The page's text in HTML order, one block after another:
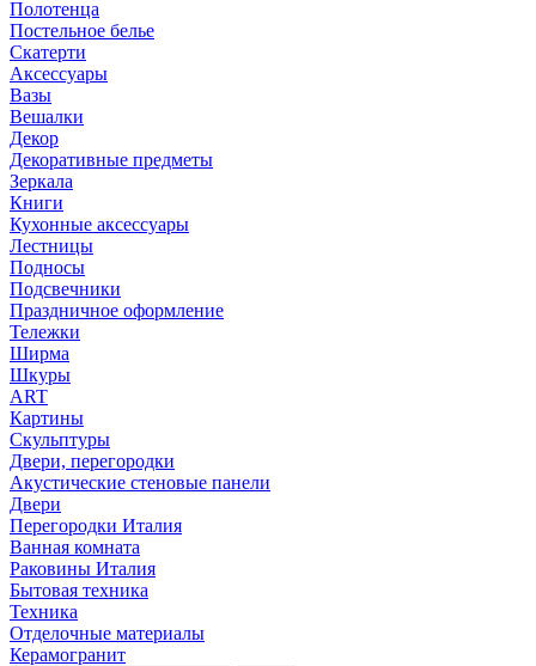
Полотенца
Постельное белье
Скатерти
Аксессуары
Вазы
Вешалки
Декор
Декоративные предметы
Зеркала
Книги
Кухонные аксессуары
Лестницы
Подносы
Подсвечники
Праздничное оформление
Тележки
Ширма
Шкуры
ART
Картины
Скульптуры
Двери, перегородки
Акустические стеновые панели
Двери
Перегородки Италия
Ванная комната
Раковины Италия
Бытовая техника
Техника
Отделочные материалы
Керамогранит